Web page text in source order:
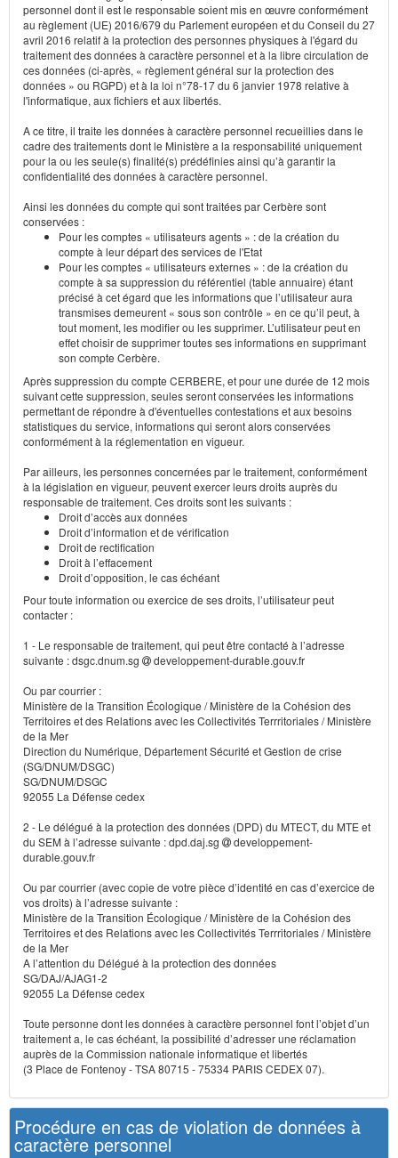
personnel dont il est le responsable soient mis en œuvre conformément
au règlement (UE) 2016/679 du Parlement européen et du Conseil du 27
avril 2016 relatif à la protection des personnes physiques à l'égard du
traitement des données à caractère personnel et à la libre circulation de
ces données (ci-après, « règlement général sur la protection des
données » ou RGPD) et à la loi n°78-17 du 6 janvier 1978 relative à
l'informatique, aux fichiers et aux libertés.
A ce titre, il traite les données à caractère personnel recueillies dans le
cadre des traitements dont le Ministère a la responsabilité uniquement
pour la ou les seule(s) finalité(s) prédéfinies ainsi qu’à garantir la
confidentialité des données à caractère personnel.
Ainsi les données du compte qui sont traitées par Cerbère sont
conservées :
Pour les comptes « utilisateurs agents » : de la création du
compte à leur départ des services de l'Etat
Pour les comptes « utilisateurs externes » : de la création du
compte à sa suppression du référentiel (table annuaire) étant
précisé à cet égard que les informations que l’utilisateur aura
transmises demeurent « sous son contrôle » en ce qu’il peut, à
tout moment, les modifier ou les supprimer. L’utilisateur peut en
effet choisir de supprimer toutes ses informations en supprimant
son compte Cerbère.
Après suppression du compte CERBERE, et pour une durée de 12 mois
suivant cette suppression, seules seront conservées les informations
permettant de répondre à d'éventuelles contestations et aux besoins
statistiques du service, informations qui seront alors conservées
conformément à la réglementation en vigueur.
Par ailleurs, les personnes concernées par le traitement, conformément
à la législation en vigueur, peuvent exercer leurs droits auprès du
responsable de traitement. Ces droits sont les suivants :
Droit d’accès aux données
Droit d’information et de vérification
Droit de rectification
Droit à l’effacement
Droit d’opposition, le cas échéant
Pour toute information ou exercice de ses droits, l’utilisateur peut
contacter :
1 - Le responsable de traitement, qui peut être contacté à l’adresse
suivante : dsgc.dnum.sg
developpement-durable.gouv.fr
Ou par courrier :
Ministère de la Transition Écologique / Ministère de la Cohésion des
Territoires et des Relations avec les Collectivités Terrritoriales / Ministère
de la Mer
Direction du Numérique, Département Sécurité et Gestion de crise
(SG/DNUM/DSGC)
SG/DNUM/DSGC
92055 La Défense cedex
2 - Le délégué à la protection des données (DPD) du MTECT, du MTE et
du SEM à l’adresse suivante : dpd.daj.sg
developpement-
durable.gouv.fr
Ou par courrier (avec copie de votre pièce d’identité en cas d’exercice de
vos droits) à l’adresse suivante :
Ministère de la Transition Écologique / Ministère de la Cohésion des
Territoires et des Relations avec les Collectivités Terrritoriales / Ministère
de la Mer
A l’attention du Délégué à la protection des données
SG/DAJ/AJAG1-2
92055 La Défense cedex
Toute personne dont les données à caractère personnel font l’objet d’un
traitement a, le cas échéant, la possibilité d’adresser une réclamation
auprès de la Commission nationale informatique et libertés
(3 Place de Fontenoy - TSA 80715 - 75334 PARIS CEDEX 07).
Procédure en cas de violation de données à
caractère personnel